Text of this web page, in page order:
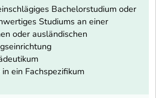
Bachelorstudium oder
Studiums an einer
oder ausländischen
ein Fachspezifikum